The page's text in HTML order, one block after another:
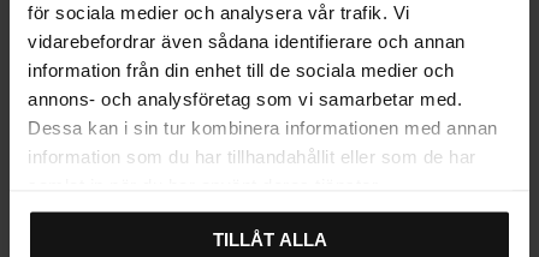
för sociala medier och analysera vår trafik. Vi
vidarebefordrar även sådana identifierare och annan
information från din enhet till de sociala medier och
annons- och analysföretag som vi samarbetar med.
Dessa kan i sin tur kombinera informationen med annan
information som du har tillhandahållit eller som de har
TILLÅT ALLA
Relaterede produkter
SVENSK LÆDER